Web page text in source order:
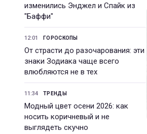
изменились Энджел и Спайк из
"Баффи"
12:01 ГОРОСКОПЫ
От страсти до разочарования: эти
знаки Зодиака чаще всего
влюбляются не в тех
11:34 ТРЕНДЫ
Модный цвет осени 2026: как
носить коричневый и не
выглядеть скучно